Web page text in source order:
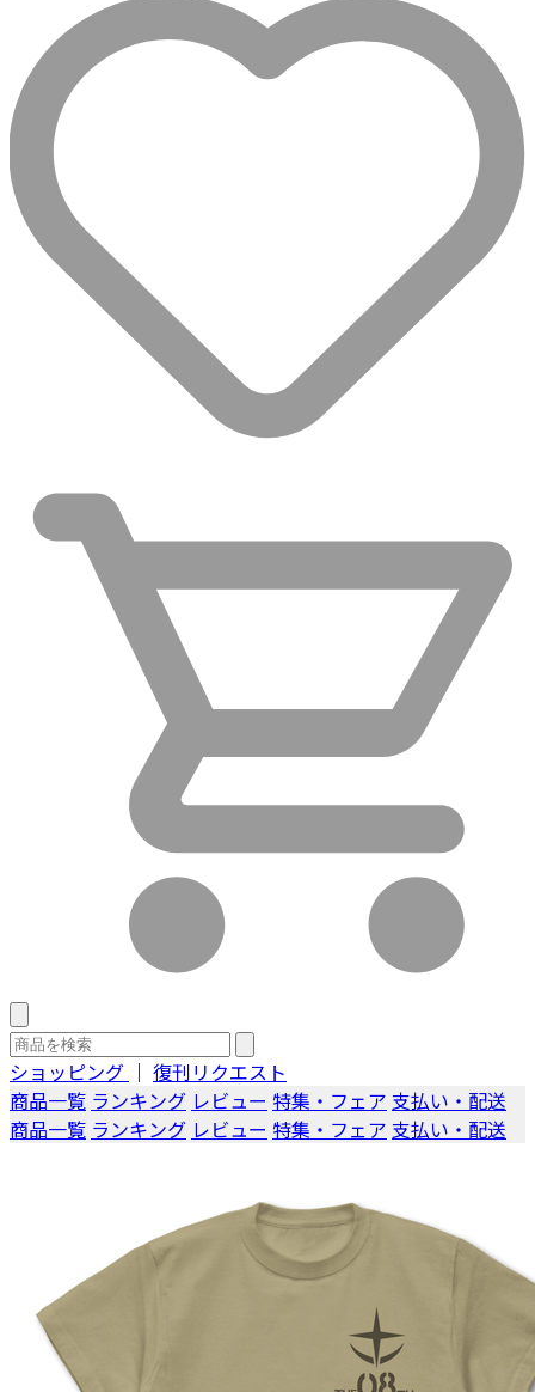
ショッピング ｜ 復刊リクエスト
商品一覧 ランキング レビュー 特集・フェア 支払い・配送
商品一覧 ランキング レビュー 特集・フェア 支払い・配送